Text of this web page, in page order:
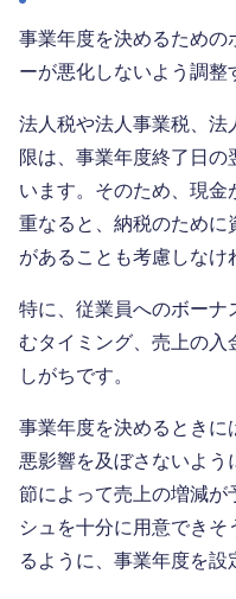
事業年度を決めるための
ーが悪化しないよう調整
法人税や法人事業税、法
限は、事業年度終了日
います。そのため、現
重なると、納税のために
があることも考慮しなけ
特に、従業員へのボーナ
むタイミング、売上の入
しがちです。
事業年度を決めるときに
悪影響を及ぼさないよ
節によって売上の増減が
シュを十分に用意でき
るように、事業年度を設